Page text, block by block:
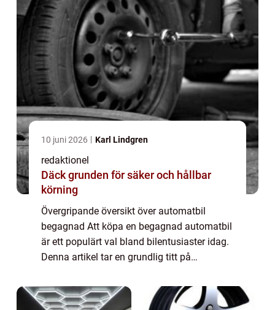
10 juni 2026 Karl Lindgren
redaktionel
Däck grunden för säker och hållbar
körning
Övergripande översikt över automatbil
begagnad Att köpa en begagnad automatbil
är ett populärt val bland bilentusiaster idag.
Denna artikel tar en grundlig titt på
och ger en omfattande presentation av de
olik...